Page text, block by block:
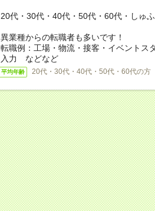
20代・30代・40代・50代・60代・しゅ
異業種からの転職者も多いです！
転職例：工場・物流・接客・イベントス
入力 などなど
平均年齢 20代・30代・40代・50代・60代の方